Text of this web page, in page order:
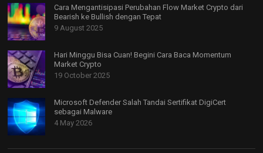
Cara Mengantisipasi Perubahan Flow Market Crypto dari
Bearish ke Bullish dengan Tepat
9 August 2025
Hari Minggu Bisa Cuan! Begini Cara Baca Momentum
Market Crypto
19 October 2025
Microsoft Defender Salah Tandai Sertifikat DigiCert
sebagai Malware
4 May 2026